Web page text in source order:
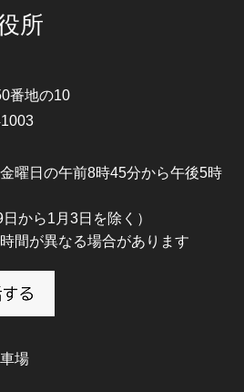
所
番地の10
曜日の午前8時45分から午後5時
から1月3日を除く）
間が異なる場合があります
場